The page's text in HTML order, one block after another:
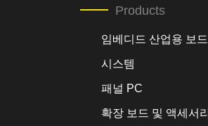
Products
임베디드 산업용 보드
시스템
패널 PC
확장 보드 및 액세서리